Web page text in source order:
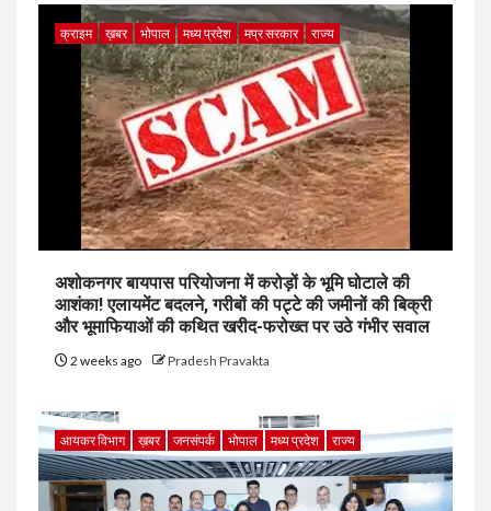
क्राइम ख़बर भोपाल मध्य प्रदेश मप्र सरकार राज्य
अशोकनगर बायपास परियोजना में करोड़ों के भूमि घोटाले की
आशंका! एलायमेंट बदलने, गरीबों की पट्टे की जमीनों की बिक्री
और भूमाफियाओं की कथित खरीद-फरोख्त पर उठे गंभीर सवाल
2 weeks ago Pradesh Pravakta
आयकर विभाग ख़बर जनसंपर्क भोपाल मध्य प्रदेश राज्य